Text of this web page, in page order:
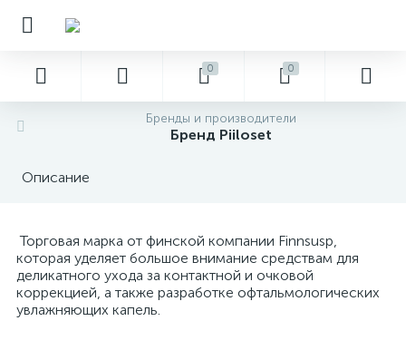
0 0
Бренды и производители
Бренд Piiloset
Описание
Торговая марка от финской компании Finnsusp,
которая уделяет большое внимание средствам для
деликатного ухода за контактной и очковой
коррекцией, а также разработке офтальмологических
увлажняющих капель.